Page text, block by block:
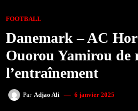
FOOTBALL
Danemark – AC
Ouorou Yamirou de
l’entraînement
Par Adjao Ali 6 janvier 2025